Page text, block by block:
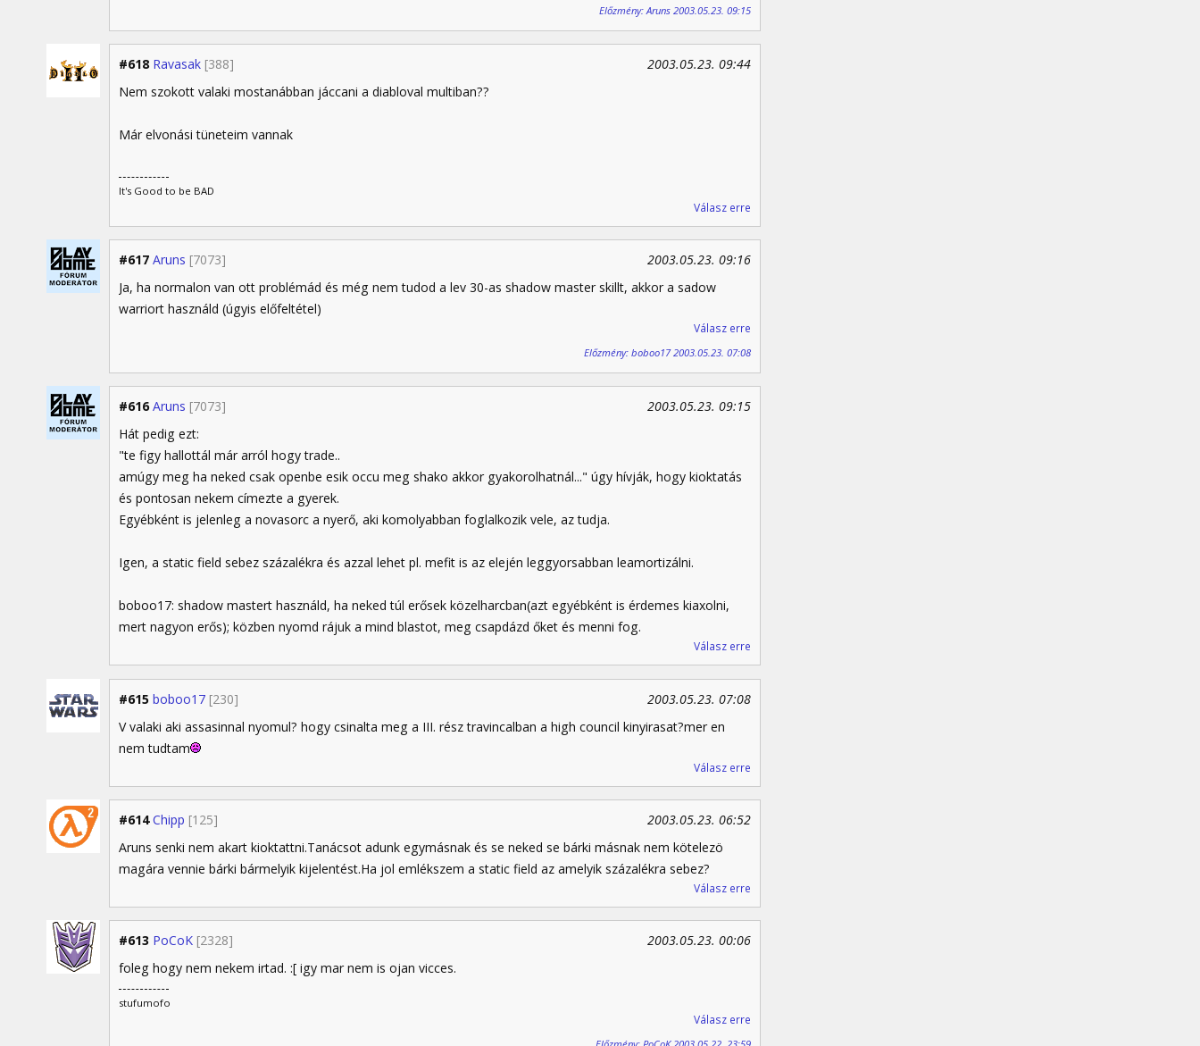
Előzmény: Aruns 2003.05.23. 09:15
#618 Ravasak [388]
2003.05.23. 09:44
Nem szokott valaki mostanábban jáccani a diabloval multiban??
Már elvonási tüneteim vannak
It's Good to be BAD
Válasz erre
#617 Aruns [7073]
2003.05.23. 09:16
Ja, ha normalon van ott problémád és még nem tudod a lev 30-as shadow master skillt, akkor a sadow
warriort használd (úgyis előfeltétel)
Válasz erre
Előzmény: boboo17 2003.05.23. 07:08
#616 Aruns [7073]
2003.05.23. 09:15
Hát pedig ezt:
"te figy hallottál már arról hogy trade..
amúgy meg ha neked csak openbe esik occu meg shako akkor gyakorolhatnál..." úgy hívják, hogy kioktatás
és pontosan nekem címezte a gyerek.
Egyébként is jelenleg a novasorc a nyerő, aki komolyabban foglalkozik vele, az tudja.
Igen, a static field sebez százalékra és azzal lehet pl. mefit is az elején leggyorsabban leamortizálni.
boboo17: shadow mastert használd, ha neked túl erősek közelharcban(azt egyébként is érdemes kiaxolni,
mert nagyon erős); közben nyomd rájuk a mind blastot, meg csapdázd őket és menni fog.
Válasz erre
#615 boboo17 [230]
2003.05.23. 07:08
V valaki aki assasinnal nyomul? hogy csinalta meg a III. rész travincalban a high council kinyirasat?mer en
nem tudtam
Válasz erre
#614 Chipp [125]
2003.05.23. 06:52
Aruns senki nem akart kioktattni.Tanácsot adunk egymásnak és se neked se bárki másnak nem kötelezö
magára vennie bárki bármelyik kijelentést.Ha jol emlékszem a static field az amelyik százalékra sebez?
Válasz erre
#613 PoCoK [2328]
2003.05.23. 00:06
foleg hogy nem nekem irtad. :[ igy mar nem is ojan vicces.
stufumofo
Válasz erre